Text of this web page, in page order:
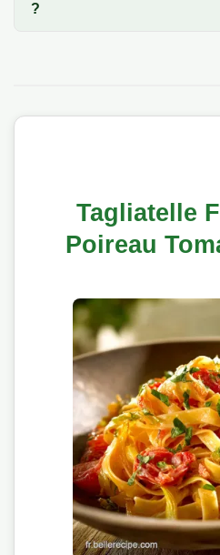
?
Tagliatelle
Poireau